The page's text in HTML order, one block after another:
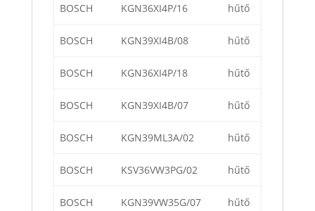
BOSCH KGN36XI4P/16 hűtő
BOSCH KGN39XI4B/08 hűtő
BOSCH KGN36XI4P/18 hűtő
BOSCH KGN39XI4B/07 hűtő
BOSCH KGN39ML3A/02 hűtő
BOSCH KSV36VW3PG/02 hűtő
BOSCH KGN39VW35G/07 hűtő